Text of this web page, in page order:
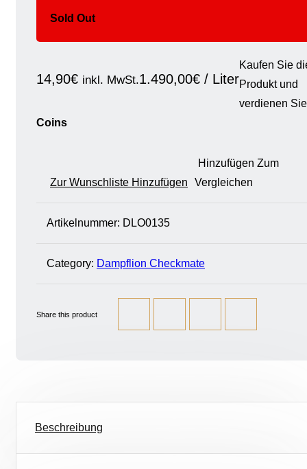
Sold Out
14,90€ inkl. MwSt.1.490,00€ / Liter
Kaufen Sie
Produkt und
verdienen
Coins
Zur Wunschliste Hinzufügen
Hinzufügen Zum
Vergleichen
Artikelnummer: DLO0135
Category: Dampflion Checkmate
Share this product
Beschreibung